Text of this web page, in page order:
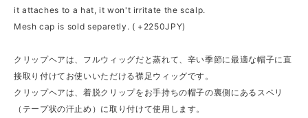
it attaches to a hat, it won't irritate the scalp.
Mesh cap is sold separetly. ( +2250JPY)
クリップヘアは、フルウィッグだと蒸れて、辛い季節に最適な帽子に直
接取り付けてお使いいただける襟足ウィッグです。
クリップヘアは、着脱クリップをお手持ちの帽子の裏側にあるスベリ
（テープ状の汗止め）に取り付けて使用します。